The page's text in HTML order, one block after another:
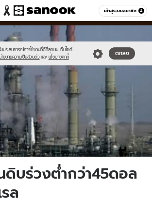
เข้าสู่ระบบสมาชิก
หมวดอื่นๆ
บประสบการณ์การใช้งานที่ดีที่สุดบน เว็บไซต์
โยบายความเป็นส่วนตัว และ นโยบายคุกกี้
ตกลง
images/logo-
372/1862874/644895-
ดิบร่วงต่ำกว่า45ดอล
ล